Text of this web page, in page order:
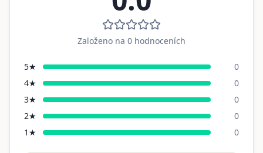
Založeno na 0 hodnoceních
5★
0
4★
0
3★
0
2★
0
1 ★ 0